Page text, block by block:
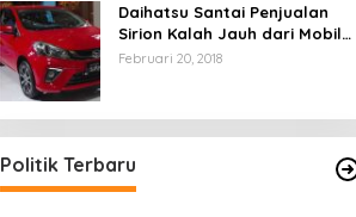
Daihatsu Santai Penjualan
Sirion Kalah Jauh dari Mobil
LCGC
Februari 20, 2018
Politik Terbaru